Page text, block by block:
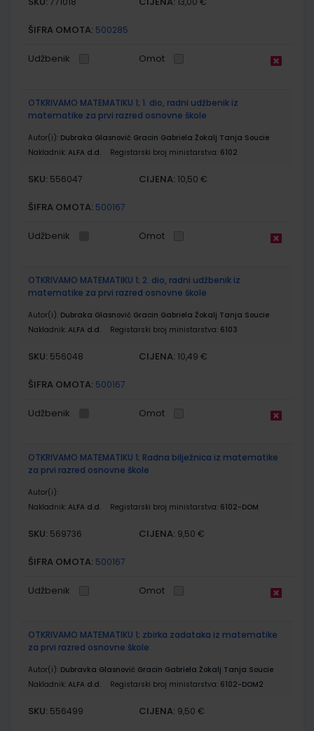
ŠIFRA OMOTA: 500285
Udžbenik Omot
OTKRIVAMO MATEMATIKU 1; 1. dio, radni udžbenik iz
matematike za prvi razred osnovne škole
Autor(i): Dubraka Glasnović Gracin Gabriela Žokalj Tanja Soucie
Nakladnik: ALFA d.d. Registarski broj ministarstva: 6102
SKU: 556047 CIJENA: 10,50 €
ŠIFRA OMOTA: 500167
Udžbenik Omot
OTKRIVAMO MATEMATIKU 1; 2. dio, radni udžbenik iz
matematike za prvi razred osnovne škole
Autor(i): Dubraka Glasnović Gracin Gabriela Žokalj Tanja Soucie
Nakladnik: ALFA d.d. Registarski broj ministarstva: 6103
SKU: 556048 CIJENA: 10,49 €
ŠIFRA OMOTA: 500167
Udžbenik Omot
OTKRIVAMO MATEMATIKU 1; Radna bilježnica iz matematike
za prvi razred osnovne škole
Autor(i):
Nakladnik: ALFA d.d. Registarski broj ministarstva: 6102-DOM
SKU: 569736 CIJENA: 9,50 €
ŠIFRA OMOTA: 500167
Udžbenik Omot
OTKRIVAMO MATEMATIKU 1; zbirka zadataka iz matematike
za prvi razred osnovne škole
Autor(i): Dubravka Glasnović Gracin Gabriela Žokalj Tanja Soucie
Nakladnik: ALFA d.d. Registarski broj ministarstva: 6102-DOM2
SKU: 556499 CIJENA: 9,50 €